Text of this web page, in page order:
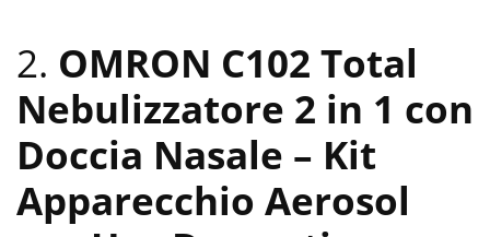
2. OMRON C102 Total
Nebulizzatore 2 in 1 con
Doccia Nasale – Kit
Apparecchio Aerosol